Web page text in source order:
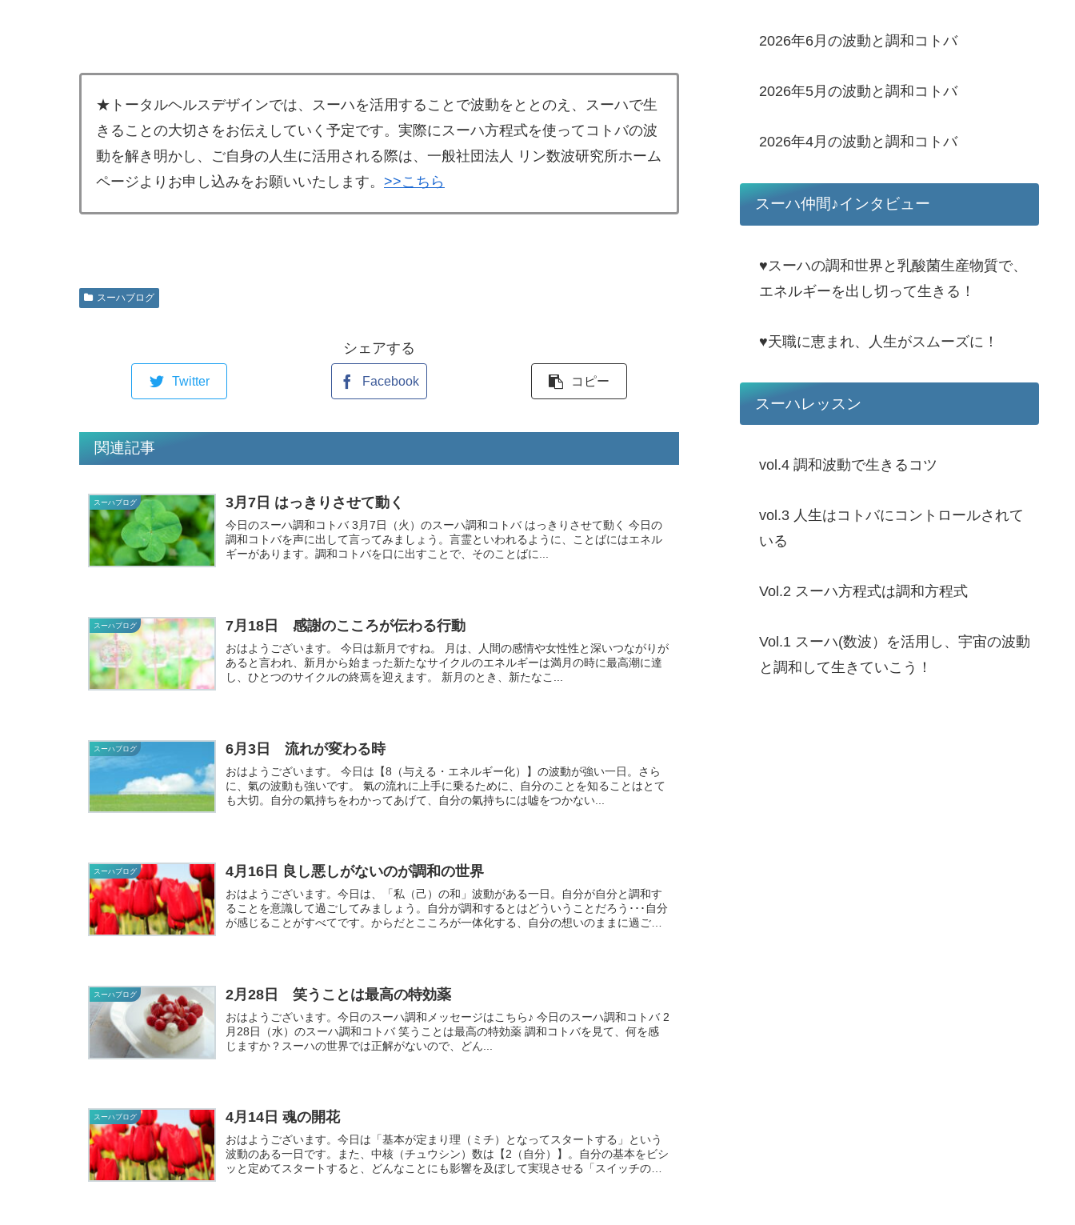
★トータルヘルスデザインでは、スーハを活用することで波動をととのえ、スーハで生
きることの大切さをお伝えしていく予定です。実際にスーハ方程式を使ってコトバの波
動を解き明かし、ご自身の人生に活用される際は、一般社団法人 リン数波研究所ホーム
ページよりお申し込みをお願いいたします。 >>こちら
スーハブログ
シェアする
Twitter Facebook コピー
関連記事
スーハブログ 3月7日 はっきりさせて動く
今日のスーハ調和コトバ 3月7日（火）のスーハ調和コトバ はっきりさせて動く 今日の
調和コトバを声に出して言ってみましょう。言霊といわれるように、ことばにはエネル
ギーがあります。調和コトバを口に出すことで、そのことばに...
スーハブログ 7月18日 感謝のこころが伝わる行動
おはようございます。 今日は新月ですね。 月は、人間の感情や女性性と深いつながりが
あると言われ、新月から始まった新たなサイクルのエネルギーは満月の時に最高潮に達
し、ひとつのサイクルの終焉を迎えます。 新月のとき、新たなこ...
スーハブログ 6月3日 流れが変わる時
おはようございます。 今日は【8（与える・エネルギー化）】の波動が強い一日。さら
に、氣の波動も強いです。 氣の流れに上手に乗るために、自分のことを知ることはとて
も大切。自分の氣持ちをわかってあげて、自分の氣持ちには嘘をつかない...
スーハブログ 4月16日 良し悪しがないのが調和の世界
おはようございます。今日は、「私（己）の和」波動がある一日。自分が自分と調和す
ることを意識して過ごしてみましょう。自分が調和するとはどういうことだろう･･･自分
が感じることがすべてです。からだとこころが一体化する、自分の想いのままに過ご
スーハブログ 2月28日 笑うことは最高の特効薬
おはようございます。今日のスーハ調和メッセージはこちら♪ 今日のスーハ調和コトバ 2
月28日（水）のスーハ調和コトバ 笑うことは最高の特効薬 調和コトバを見て、何を感
じますか？スーハの世界では正解がないので、どん...
スーハブログ 4月14日 魂の開花
おはようございます。今日は「基本が定まり理（ミチ）となってスタートする」という
波動のある一日です。また、中核（チュウシン）数は【2（自分）】。自分の基本をビシ
ッと定めてスタートすると、どんなことにも影響を及ぼして実現させる「スイッチの波
2026年6月の波動と調和コトバ
2026年5月の波動と調和コトバ
2026年4月の波動と調和コトバ
スーハ仲間♪インタビュー
♥スーハの調和世界と乳酸菌生産物質で、
エネルギーを出し切って生きる！
♥天職に恵まれ、人生がスムーズに！
スーハレッスン
vol.4 調和波動で生きるコツ
vol.3 人生はコトバにコントロールされて
いる
Vol.2 スーハ方程式は調和方程式
Vol.1 スーハ(数波）を活用し、宇宙の波動
と調和して生きていこう！